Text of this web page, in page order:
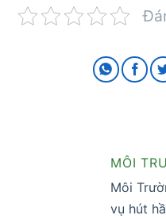
MÔI
Môi
vụ hút